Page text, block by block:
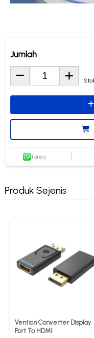
Jumlah
Tanya
Produk Sejenis
Vention Converter Display
Port To HDMI